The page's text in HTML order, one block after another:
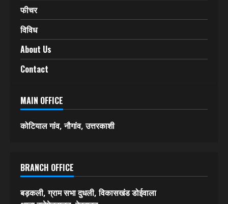
फीचर
विविध
About Us
Contact
MAIN OFFICE
कोटियाल गांव, नौगांव, उत्तरकाशी
BRANCH OFFICE
बड़कली, ग्राम सभा दुधली, विकासखंड डोईवाला